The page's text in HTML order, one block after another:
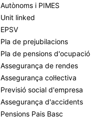
Autònoms i PIMES
Unit linked
EPSV
Pla de prejubilacions
Pla de pensions d'ocupació
Assegurança de rendes
Assegurança col·lectiva
Previsió social d'empresa
Assegurança d'accidents
Pensions Pais Basc